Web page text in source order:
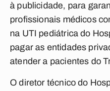
à publicidade, para
profissionais médicos
na UTI pediátrica do
pagar as entidades
atender a pacientes do
O diretor técnico do